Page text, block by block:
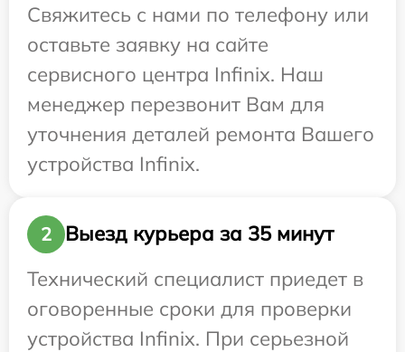
Свяжитесь с нами по телефону или
оставьте заявку на сайте
сервисного центра Infinix. Наш
менеджер перезвонит Вам для
уточнения деталей ремонта Вашего
устройства Infinix.
2
Выезд курьера за 35 минут
Технический специалист приедет в
оговоренные сроки для проверки
устройства Infinix. При серьезной